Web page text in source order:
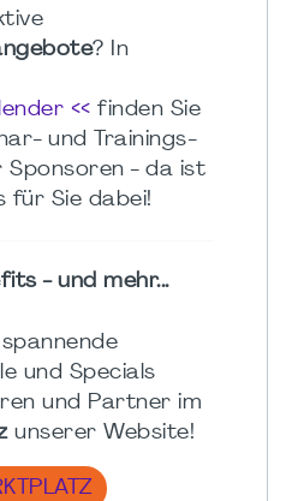
? In
<< finden Sie
und Trainings-
Sponsoren - da ist
für Sie dabei!
- und mehr...
und Specials
und Partner im
unserer Website!